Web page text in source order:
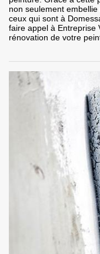
non seulement
ceux qui sont à
faire appel à Entreprise
rénovation de votre